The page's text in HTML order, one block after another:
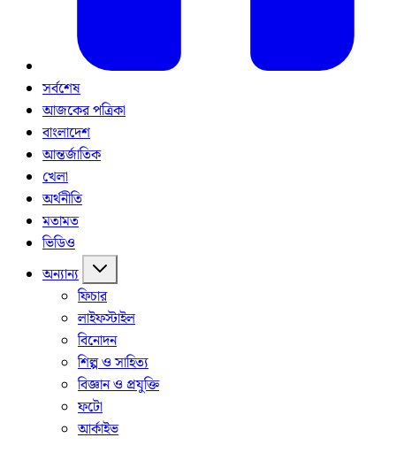
সর্বশেষ
আজকের পত্রিকা
বাংলাদেশ
আন্তর্জাতিক
খেলা
অর্থনীতি
মতামত
ভিডিও
অন্যান্য
ফিচার
লাইফস্টাইল
বিনোদন
শিল্প ও সাহিত্য
বিজ্ঞান ও প্রযুক্তি
ফটো
আর্কাইভ